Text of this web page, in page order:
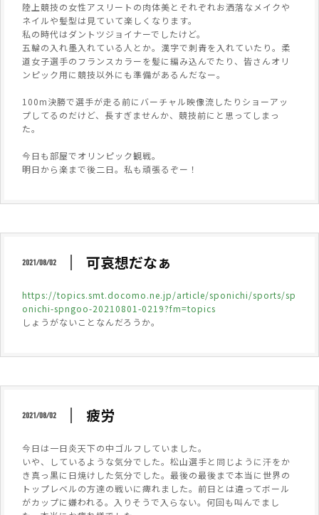
陸上競技の女性アスリートの肉体美とそれぞれお洒落なメイクや
ネイルや髪型は見ていて楽しくなります。
私の時代はダントツジョイナーでしたけど。
五輪の入れ墨入れている人とか。漢字で刺青を入れていたり。柔
道女子選手のフランスカラーを髪に編み込んでたり、皆さんオリ
ンピック用に競技以外にも準備があるんだなー。
100m決勝で選手が走る前にバーチャル映像流したりショーアッ
プしてるのだけど、長すぎませんか、競技前にと思ってしまっ
た。
今日も部屋でオリンピック観戦。
明日から楽まで後二日。私も頑張るぞー！
2021/08/02 可哀想だなぁ
https://topics.smt.docomo.ne.jp/article/sponichi/sports/sp
onichi-spngoo-20210801-0219?fm=topics
しょうがないことなんだろうか。
2021/08/02 疲労
今日は一日炎天下の中ゴルフしていました。
いや、しているような気分でした。松山選手と同じように汗をか
き真っ黒に日焼けした気分でした。最後の最後まで本当に世界の
トップレベルの方達の戦いに痺れました。前日とは違ってボール
がカップに嫌われる。入りそうで入らない。何回も叫んでまし